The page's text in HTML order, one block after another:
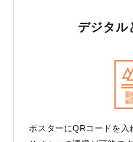
デジタル
ポスターにQRコードを